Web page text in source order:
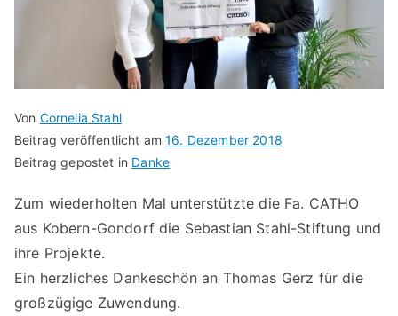
Von Cornelia Stahl
Beitrag veröffentlicht am16. Dezember 2018
Beitrag gepostet in Danke
Zum wiederholten Mal unterstützte die Fa. CATHO
aus Kobern-Gondorf die Sebastian Stahl-Stiftung und
ihre Projekte.
Ein herzliches Dankeschön an Thomas Gerz für die
großzügige Zuwendung.